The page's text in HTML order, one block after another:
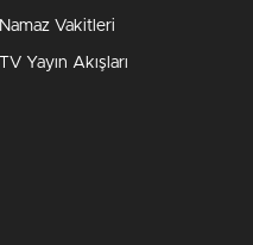
Namaz Vakitleri
TV Yayın Akışları